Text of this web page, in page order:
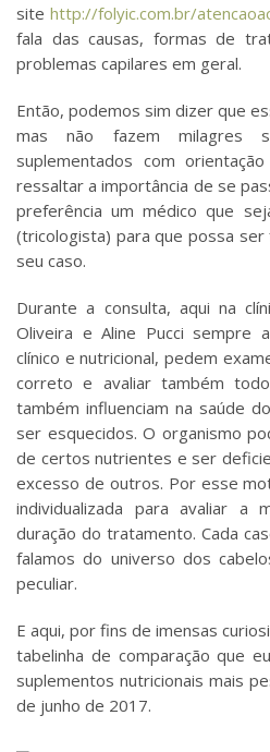
site http://folyic.com.br/
fala das causas, formas de
problemas capilares em geral.
Então, podemos sim dizer que
mas não fazem milagres
suplementados com
ressaltar a importância de se
preferência um médico que
(tricologista) para que possa ser
seu caso.
Durante a consulta, aqui na
Oliveira e Aline Pucci sempre
clínico e nutricional, pedem
correto e avaliar também
também influenciam na saúde
ser esquecidos. O organismo
de certos nutrientes e ser
excesso de outros. Por esse
individualizada para avaliar a
duração do tratamento. Cada
falamos do universo dos
peculiar.
E aqui, por fins de imensas
tabelinha de comparação que
suplementos nutricionais mais
de junho de 2017.